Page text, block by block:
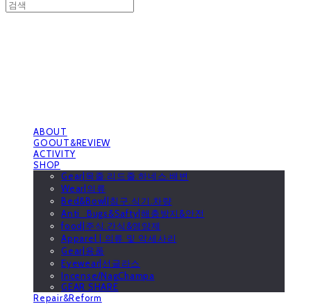
ABOUT
GOOUT&REVIEW
ACTIVITY
SHOP
Gear|목줄.리드줄.하네스.배변
Wear|의류
Bed&Bowl|침구.식기.차량
Anti_Bugs&Safty|해충방지&안전
food|주식.간식&영양제
Apparel | 의류 및 악세사리
Gear|용품
Eyewear|선글라스
Incense/NagChampa
GEAR SHARE
Repair&Reform